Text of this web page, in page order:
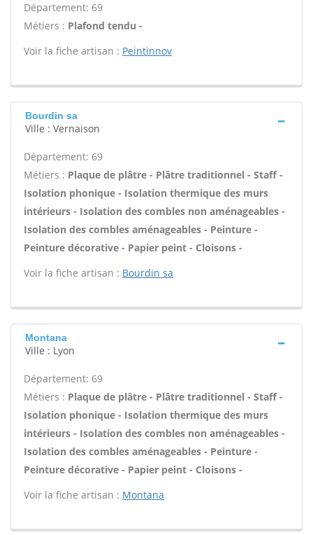
Département: 69
Métiers : Plafond tendu -
Voir la fiche artisan : Peintinnov
Bourdin sa
Ville : Vernaison
Département: 69
Métiers : Plaque de plâtre - Plâtre traditionnel - Staff -
Isolation phonique - Isolation thermique des murs
intérieurs - Isolation des combles non aménageables -
Isolation des combles aménageables - Peinture -
Peinture décorative - Papier peint - Cloisons -
Voir la fiche artisan : Bourdin sa
Montana
Ville : Lyon
Département: 69
Métiers : Plaque de plâtre - Plâtre traditionnel - Staff -
Isolation phonique - Isolation thermique des murs
intérieurs - Isolation des combles non aménageables -
Isolation des combles aménageables - Peinture -
Peinture décorative - Papier peint - Cloisons -
Voir la fiche artisan : Montana